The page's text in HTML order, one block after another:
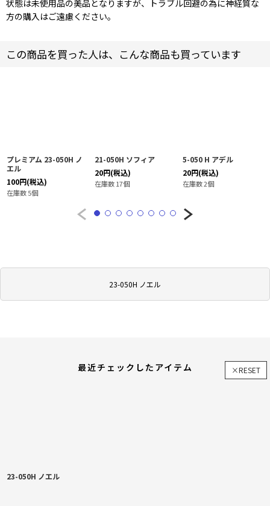
23-050H ノエル
状態は未使用品の美品となりますが、トラブル回避の為に神経質な
方の購入はご遠慮ください。
この商品を買った人は、こんな商品も買っています
プレミアム 23-050H ノ
エル
100円(税込)
在庫数 5個
21-050H ソフィア
20円(税込)
在庫数 17個
5-050 H アデル
20円(税込)
在庫数 2個
最近チェックしたアイテム ×RESET
23-050H ノエル